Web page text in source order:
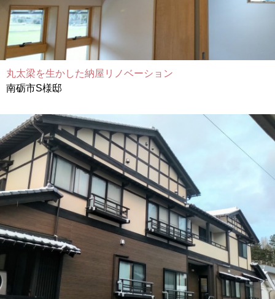
丸太梁を生かした納屋リノベーション
南砺市S様邸